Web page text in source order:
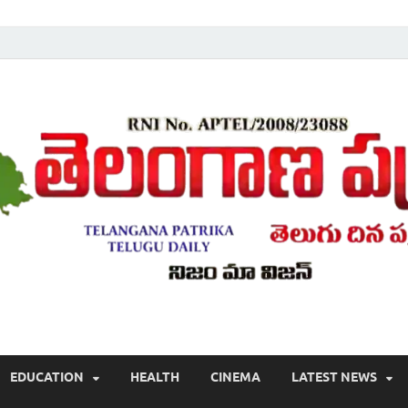
, తాజా వార్తలు , తెలుగు వార్తలు , బ్రేకింగ్ న్యూస్ తెలుగులో , తెలంగాణ లో తాజా
EDUCATION HEALTH CINEMA LATEST NEWS